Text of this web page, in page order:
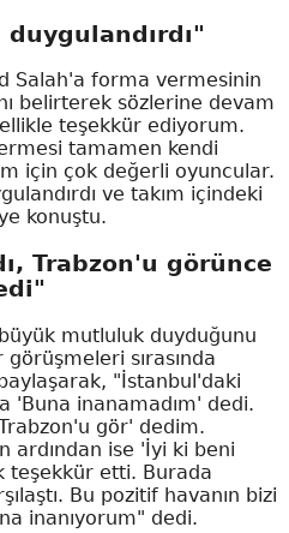
Salah'a forma vermesinin
belirterek sözlerine devam
teşekkür ediyorum.
tamamen kendi
için çok değerli oyuncular.
ve takım içindeki
konuştu.
Trabzon'u görünce
mutluluk duyduğunu
sırasında
"İstanbul'daki
'Buna inanamadım' dedi.
gör' dedim.
ardından ise 'İyi ki beni
teşekkür etti. Burada
Bu pozitif havanın bizi
inanıyorum" dedi.